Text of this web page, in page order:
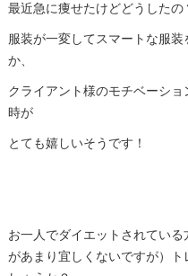
最近急に痩せたけどどうしたの
服装が一変してスマートな服
か、
クライアント様のモチベーシ
時が
とても嬉しいそうです！
お一人でダイエットされてい
があまり宜しくないですが）